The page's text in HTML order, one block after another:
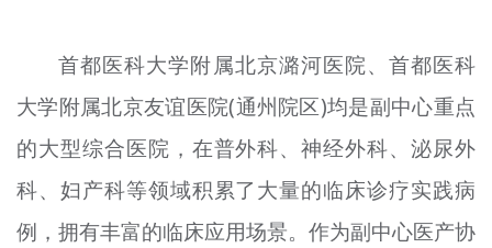
首都医科大学附属北京潞河医院、首都医科
大学附属北京友谊医院(通州院区)均是副中心重点
的大型综合医院，在普外科、神经外科、泌尿外
科、妇产科等领域积累了大量的临床诊疗实践病
例，拥有丰富的临床应用场景。作为副中心医产协